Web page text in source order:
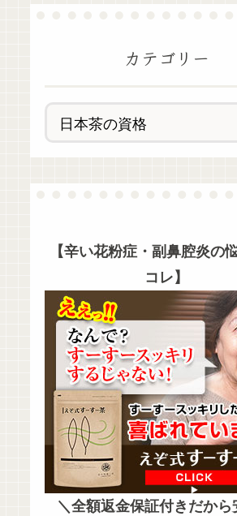
カテゴリー
【辛い花粉症・副鼻腔炎の
コレ】
＼全額返金保証付きだから